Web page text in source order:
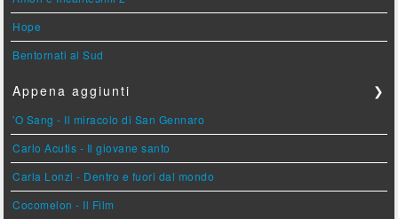
Hope
Bentornati al Sud
Appena aggiunti ❯
'O Sang - Il miracolo di San Gennaro
Carlo Acutis - Il giovane santo
Carla Lonzi - Dentro e fuori dal mondo
Cocomelon - Il Film